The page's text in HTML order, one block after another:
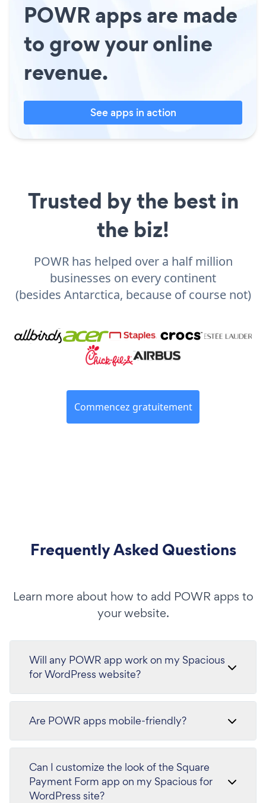
POWR apps are made
to grow your online
revenue.
See apps in action
Trusted by the best in
the biz!
POWR has helped over a half million
businesses on every continent
(besides Antarctica, because of course not)
Commencez gratuitement
Frequently Asked Questions
Learn more about how to add POWR apps to
your website.
Will any POWR app work on my Spacious
for WordPress website?
Are POWR apps mobile-friendly?
Can I customize the look of the Square
Payment Form app on my Spacious for
WordPress site?